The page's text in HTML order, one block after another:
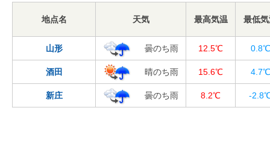
地点名 天気 最高気温 最低
山形 曇のち雨 12.5℃ 0.8℃
酒田 晴のち雨 15.6℃ 4.7℃
新庄 曇のち雨 8.2℃ -